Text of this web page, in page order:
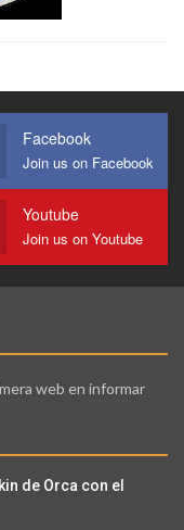
Facebook
Join us on Facebook
Youtube
Join us on Youtube
web en informar
de Orca con el